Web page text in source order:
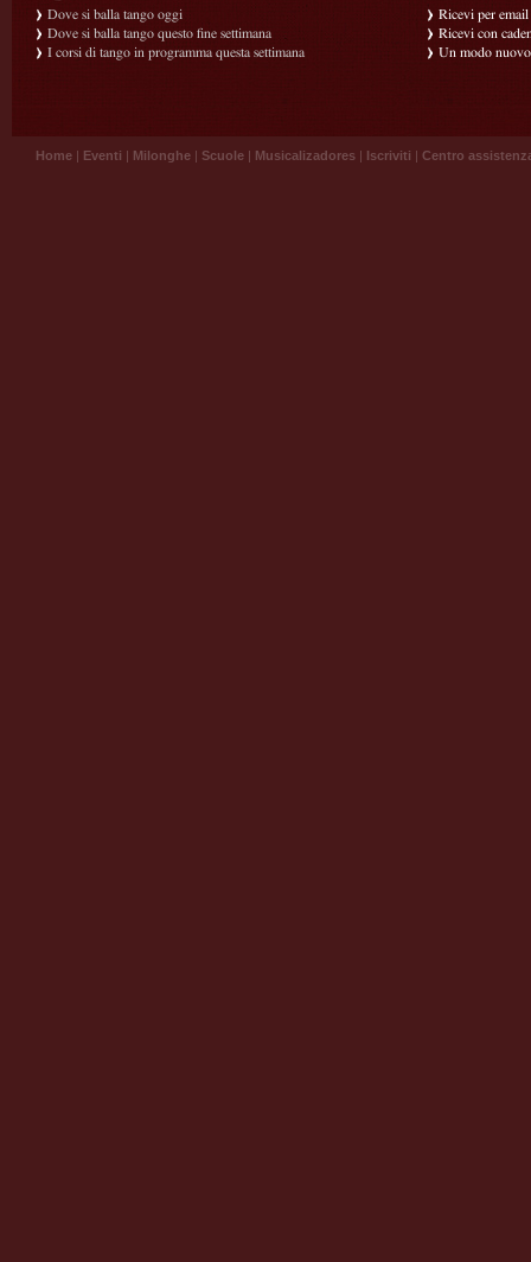
Dove si balla tango oggi
Dove si balla tango questo fine settimana
I corsi di tango in programma questa settimana
Ricevi per
Ricevi con
Un modo
Home | Eventi | Milonghe | Scuole | Musicalizadores | Iscriviti | Centro